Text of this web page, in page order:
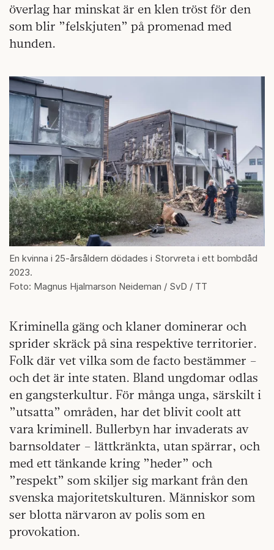
överlag har minskat är en klen tröst för den
som blir ”felskjuten” på promenad med
hunden.
En kvinna i 25-årsåldern dödades i Storvreta i ett bombdåd
2023.
Foto: Magnus Hjalmarson Neideman / SvD / TT
Kriminella gäng och klaner dominerar och
sprider skräck på sina respektive territorier.
Folk där vet vilka som de facto bestämmer –
och det är inte staten. Bland ungdomar odlas
en gangsterkultur. För många unga, särskilt i
”utsatta” områden, har det blivit coolt att
vara kriminell. Bullerbyn har invaderats av
barnsoldater – lättkränkta, utan spärrar, och
med ett tänkande kring ”heder” och
”respekt” som skiljer sig markant från den
svenska majoritetskulturen. Människor som
ser blotta närvaron av polis som en
provokation.